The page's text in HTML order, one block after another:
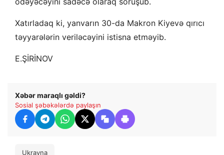
Xatırladaq ki, yanvarın 30-da Makron Kiyevə qırıcı
təyyarələrin veriləcəyini istisna etməyib.
E.ŞİRİNOV
Xəbər maraqlı gəldi?
Sosial şəbəkələrdə paylaşın
Ukrayna